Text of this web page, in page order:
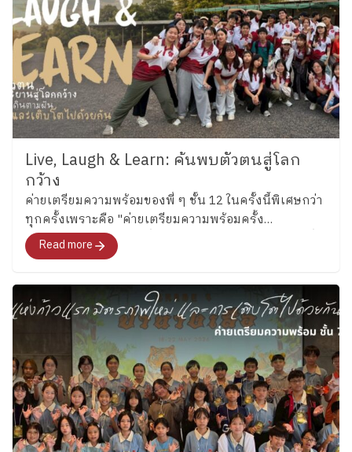
Live, Laugh & Learn: ค้นพบตัวตนสู่โลก
กว้าง
ค่ายเตรียมความพร้อมของพี่ ๆ ชั้น 12 ในครั้งนี้พิเศษกว่า
ทุกครั้งเพราะคือ "ค่ายเตรียมความพร้อมครั้ง
สุดท้าย"สำหรับอนาคตที่พวกเขากำลังจะก้าวไปเผชิญที่
จะพาทุกคนไปสำรวจอารมณ์ ความรู้สึก และค้นหาคำ
Read more